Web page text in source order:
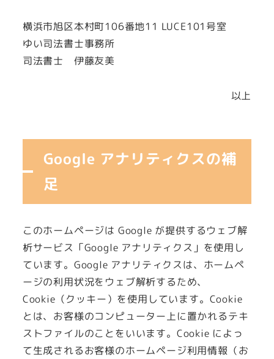
横浜市旭区本村町106番地11 LUCE101号室
ゆい司法書士事務所
司法書士 伊藤友美
以上
Google アナリティクスの補
足
このホームページは Google が提供するウェブ解
析サービス「Google アナリティクス」を使用し
ています。Google アナリティクスは、ホームペ
ージの利用状況をウェブ解析するため、
Cookie（クッキー）を使用しています。Cookie
とは、お客様のコンピューター上に置かれるテキ
ストファイルのことをいいます。Cookie によっ
て生成されるお客様のホームページ利用情報（お